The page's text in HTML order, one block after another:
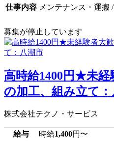
仕事内容 メンテナンス・運搬
募集が停止しています
高時給1400円★未経
の加工、組み立て
株式会社テクノ・サービス
給与 時給1,400円〜